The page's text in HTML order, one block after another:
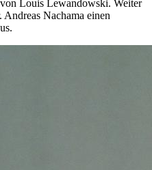
Louis Lewandowski. Weiter
Nachama einen